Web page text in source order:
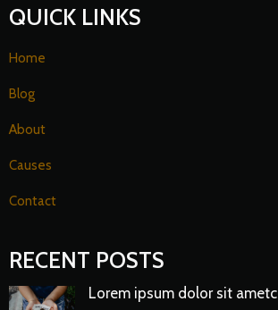
QUICK LINKS
Home
Blog
About
Causes
Contact
RECENT POSTS
Lorem ipsum dolor sit ametc